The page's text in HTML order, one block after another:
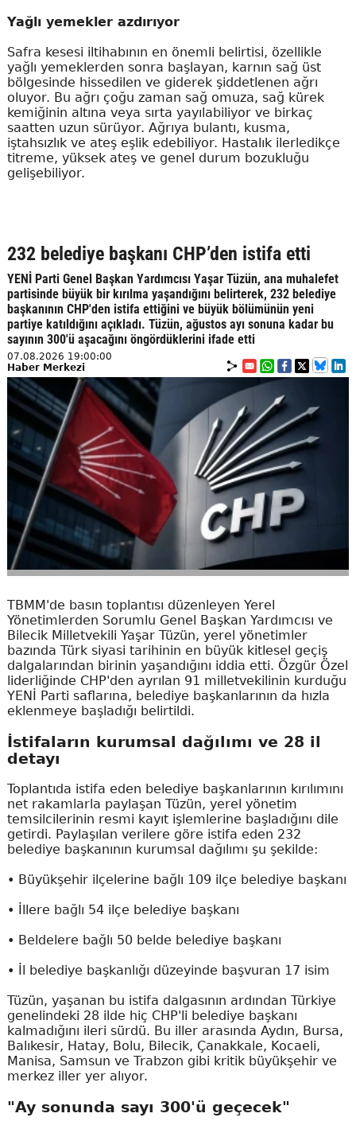
Yağlı yemekler azdırıyor
Safra kesesi iltihabının en önemli belirtisi, özellikle
yağlı yemeklerden sonra başlayan, karnın sağ üst
bölgesinde hissedilen ve giderek şiddetlenen ağrı
oluyor. Bu ağrı çoğu zaman sağ omuza, sağ kürek
kemiğinin altına veya sırta yayılabiliyor ve birkaç
saatten uzun sürüyor. Ağrıya bulantı, kusma,
iştahsızlık ve ateş eşlik edebiliyor. Hastalık ilerledikçe
titreme, yüksek ateş ve genel durum bozukluğu
gelişebiliyor.
232 belediye başkanı CHP’den istifa etti
YENİ Parti Genel Başkan Yardımcısı Yaşar Tüzün, ana muhalefet
partisinde büyük bir kırılma yaşandığını belirterek, 232 belediye
başkanının CHP'den istifa ettiğini ve büyük bölümünün yeni
partiye katıldığını açıkladı. Tüzün, ağustos ayı sonuna kadar bu
sayının 300'ü aşacağını öngördüklerini ifade etti
07.08.2026 19:00:00
Haber Merkezi
TBMM'de basın toplantısı düzenleyen Yerel
Yönetimlerden Sorumlu Genel Başkan Yardımcısı ve
Bilecik Milletvekili Yaşar Tüzün, yerel yönetimler
bazında Türk siyasi tarihinin en büyük kitlesel geçiş
dalgalarından birinin yaşandığını iddia etti. Özgür Özel
liderliğinde CHP'den ayrılan 91 milletvekilinin kurduğu
YENİ Parti saflarına, belediye başkanlarının da hızla
eklenmeye başladığı belirtildi.
İstifaların kurumsal dağılımı ve 28 il
detayı
Toplantıda istifa eden belediye başkanlarının kırılımını
net rakamlarla paylaşan Tüzün, yerel yönetim
temsilcilerinin resmi kayıt işlemlerine başladığını dile
getirdi. Paylaşılan verilere göre istifa eden 232
belediye başkanının kurumsal dağılımı şu şekilde:
• Büyükşehir ilçelerine bağlı 109 ilçe belediye başkanı
• İllere bağlı 54 ilçe belediye başkanı
• Beldelere bağlı 50 belde belediye başkanı
• İl belediye başkanlığı düzeyinde başvuran 17 isim
Tüzün, yaşanan bu istifa dalgasının ardından Türkiye
genelindeki 28 ilde hiç CHP'li belediye başkanı
kalmadığını ileri sürdü. Bu iller arasında Aydın, Bursa,
Balıkesir, Hatay, Bolu, Bilecik, Çanakkale, Kocaeli,
Manisa, Samsun ve Trabzon gibi kritik büyükşehir ve
merkez iller yer alıyor.
"Ay sonunda sayı 300'ü geçecek"